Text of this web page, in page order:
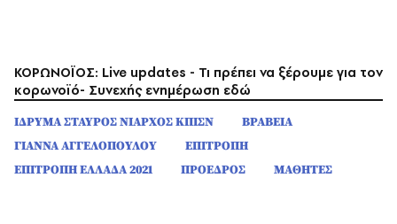
ΚΟΡΩΝΟΪΟΣ: Live updates - Τι πρέπει να ξέρουμε για τον
κορωνοϊό- Συνεχής ενημέρωση εδώ
ΙΔΡΥΜΑ ΣΤΑΥΡΟΣ ΝΙΑΡΧΟΣ ΚΠΙΣΝ
ΒΡΑΒΕΙΑ
ΓΙΑΝΝΑ ΑΓΓΕΛΟΠΟΥΛΟΥ
ΕΠΙΤΡΟΠΗ
ΕΠΙΤΡΟΠΗ ΕΛΛΑΔΑ 2021
ΠΡΟΕΔΡΟΣ ΜΑΘΗΤΕΣ